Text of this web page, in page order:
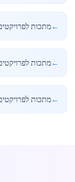
←מתכות
←מתכות
←מתכות